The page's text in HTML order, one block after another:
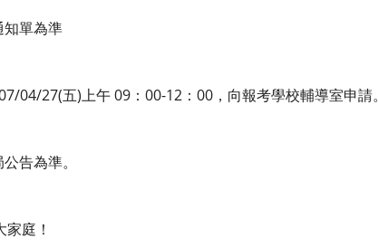
知單為準
04/27(五)上午 09：00-12：00，向報考學校輔導室申請。
告為準。
庭！